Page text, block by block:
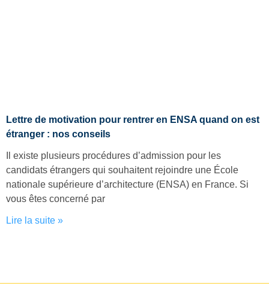
Lettre de motivation pour rentrer en ENSA quand on est
étranger : nos conseils
Il existe plusieurs procédures d’admission pour les
candidats étrangers qui souhaitent rejoindre une École
nationale supérieure d’architecture (ENSA) en France. Si
vous êtes concerné par
Lire la suite »